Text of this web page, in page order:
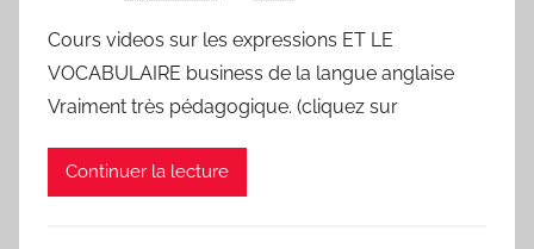
Cours videos sur les expressions ET LE
VOCABULAIRE business de la langue anglaise
Vraiment très pédagogique. (cliquez sur
Continuer la lecture